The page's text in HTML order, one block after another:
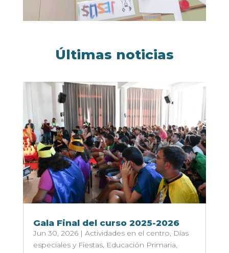
Últimas noticias
Gala Final del curso 2025-2026
Jun 30, 2026| Actividades en el centro, Días
especiales y Fiestas, Educación Primaria,